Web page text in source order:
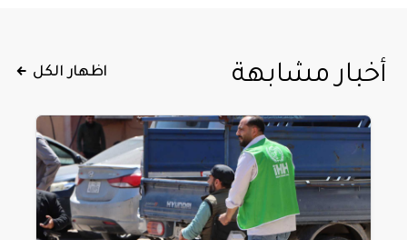
أخبار مشابهة اظهار الكل